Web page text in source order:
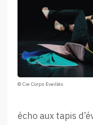
© Cie Corps Eveillés
écho aux tapis